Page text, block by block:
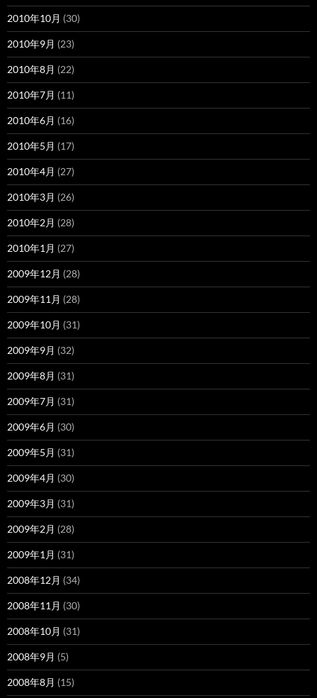
2010年10月 (30)
2010年9月 (23)
2010年8月 (22)
2010年7月 (11)
2010年6月 (16)
2010年5月 (17)
2010年4月 (27)
2010年3月 (26)
2010年2月 (28)
2010年1月 (27)
2009年12月 (28)
2009年11月 (28)
2009年10月 (31)
2009年9月 (32)
2009年8月 (31)
2009年7月 (31)
2009年6月 (30)
2009年5月 (31)
2009年4月 (30)
2009年3月 (31)
2009年2月 (28)
2009年1月 (31)
2008年12月 (34)
2008年11月 (30)
2008年10月 (31)
2008年9月 (5)
2008年8月 (15)